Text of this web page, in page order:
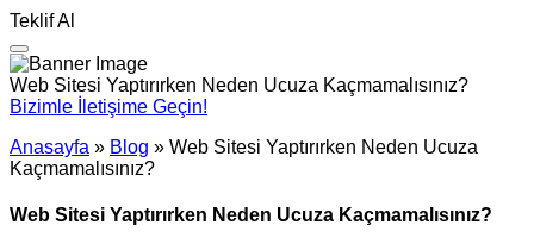
Teklif Al
Web Sitesi Yaptırırken Neden Ucuza Kaçmamalısınız?
Bizimle İletişime Geçin!
Anasayfa » Blog » Web Sitesi Yaptırırken Neden Ucuza
Kaçmamalısınız?
Web Sitesi Yaptırırken Neden Ucuza Kaçmamalısınız?